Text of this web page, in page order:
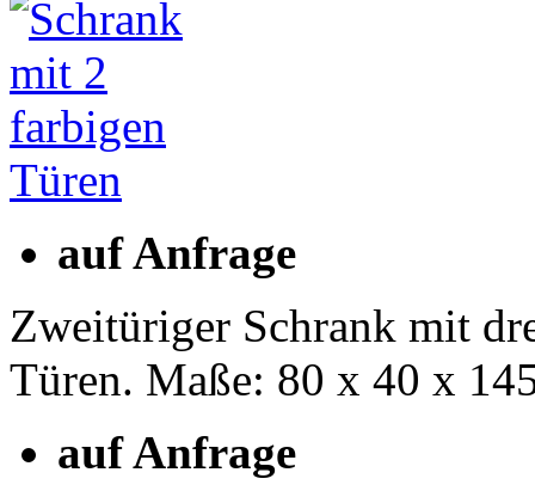
auf Anfrage
Zweitüriger Schrank mit
Türen. Maße: 80 x 40 x
auf Anfrage